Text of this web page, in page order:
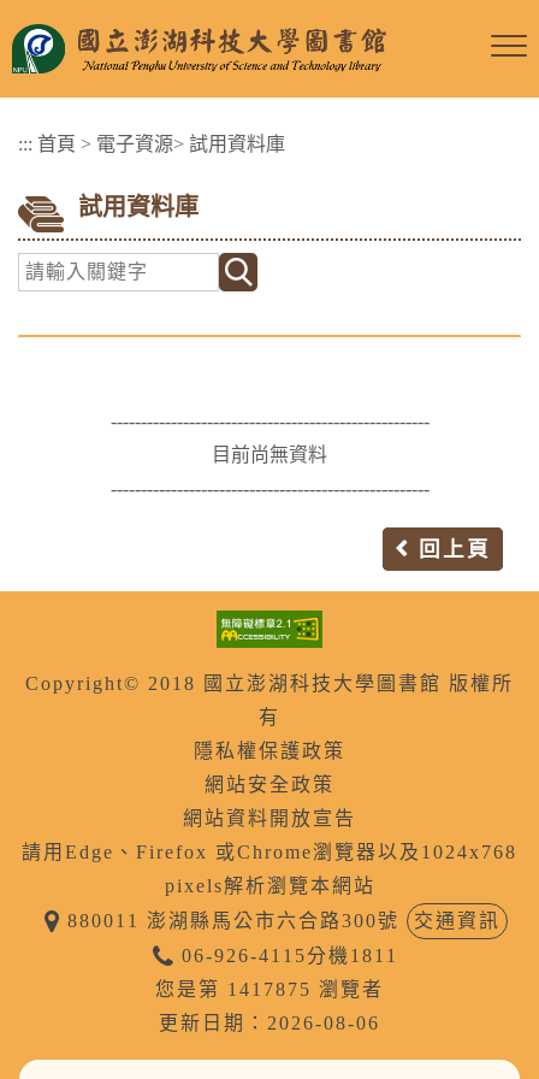
::: 首頁 > 電子資源> 試用資料庫
試用資料庫
-----------------------------------------------------
目前尚無資料
-----------------------------------------------------
回上頁
Copyright© 2018 國立澎湖科技大學圖書館 版權所
有
隱私權保護政策
網站安全政策
網站資料開放宣告
請用Edge、Firefox 或Chrome瀏覽器以及1024x768
pixels解析瀏覽本網站
880011 澎湖縣馬公市六合路300號
交通資訊
06-926-4115分機1811
您是第 1417875 瀏覽者
更新日期：2026-08-06